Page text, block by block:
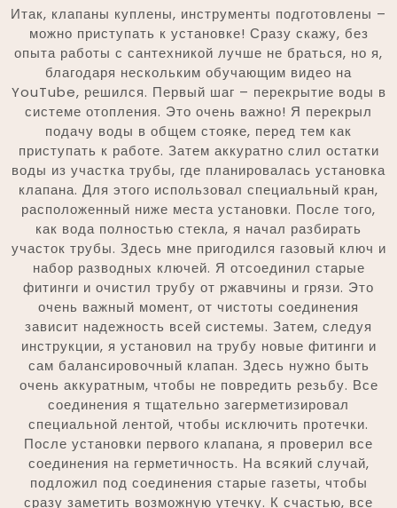
Итак, клапаны куплены, инструменты подготовлены –
можно приступать к установке! Сразу скажу, без
опыта работы с сантехникой лучше не браться, но я,
благодаря нескольким обучающим видео на
YouTube, решился. Первый шаг – перекрытие воды в
системе отопления. Это очень важно! Я перекрыл
подачу воды в общем стояке, перед тем как
приступать к работе. Затем аккуратно слил остатки
воды из участка трубы, где планировалась установка
клапана. Для этого использовал специальный кран,
расположенный ниже места установки. После того,
как вода полностью стекла, я начал разбирать
участок трубы. Здесь мне пригодился газовый ключ и
набор разводных ключей. Я отсоединил старые
фитинги и очистил трубу от ржавчины и грязи. Это
очень важный момент, от чистоты соединения
зависит надежность всей системы. Затем, следуя
инструкции, я установил на трубу новые фитинги и
сам балансировочный клапан. Здесь нужно быть
очень аккуратным, чтобы не повредить резьбу. Все
соединения я тщательно загерметизировал
специальной лентой, чтобы исключить протечки.
После установки первого клапана, я проверил все
соединения на герметичность. На всякий случай,
подложил под соединения старые газеты, чтобы
сразу заметить возможную утечку. К счастью, все